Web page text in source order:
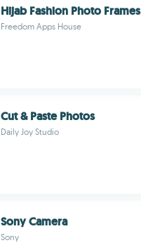
Hijab Fashion Photo Frames
Freedom Apps House
Cut & Paste Photos
Daily Joy Studio
Sony Camera
Sony